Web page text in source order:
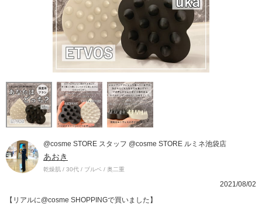
@cosme STORE スタッフ @cosme STORE ルミネ池袋店
あおき
乾燥肌 / 30代 / ブルベ / 奥二重
2021/08/02
【リアルに@cosme SHOPPINGで買いました】